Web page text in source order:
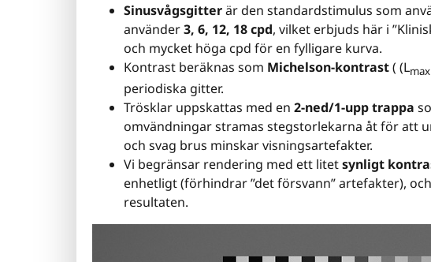
Sinusvågsgitterär den standardstimulus som
använder3, 6, 12, 18 cpd, vilket erbjuds här i
och mycket höga cpd för en fylligare kurva.
Kontrast beräknas som Michelson-kontrast( (Lmax
periodiska gitter.
Trösklar uppskattas med en 2-ned/1-upp trappa
omvändningar stramas stegstorlekarna åt för att
och svag brus minskar visningsartefakter.
Vi begränsar rendering med ett litetsynligt
enhetligt (förhindrar ”det försvann” artefakter),
resultaten.